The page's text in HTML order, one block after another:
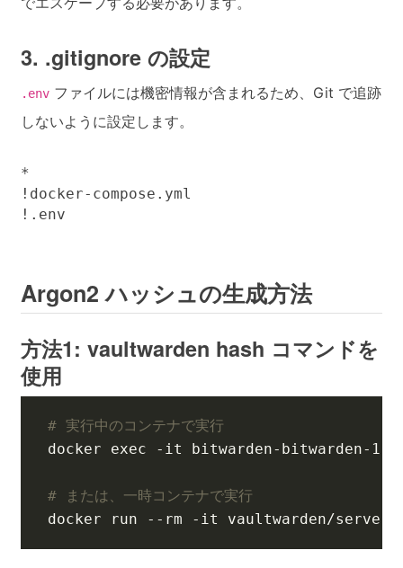
3. .gitignore の設定
.env ファイルには機密情報が含まれるため、Git で追跡
しないように設定します。
*
!docker-compose.yml
!.env
Argon2 ハッシュの生成方法
方法1: vaultwarden hash コマンドを
使用
# 実行中のコンテナで実行
docker exec -it bitwarden-bitwarden-1 /
# または、一時コンテナで実行
docker run --rm -it vaultwarden/